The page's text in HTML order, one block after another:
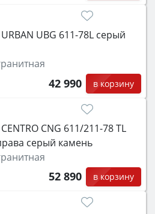
URBAN UBG 611-78L серый
42 990 в корзину
CENTRO CNG 611/211-78 TL
серый камень
52 890 в корзину